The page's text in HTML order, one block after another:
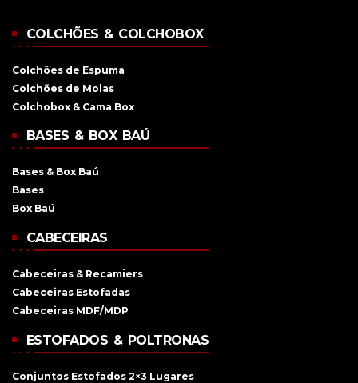
COLCHÕES & COLCHOBOX
Colchões de Espuma
Colchões de Molas
Colchobox & Cama Box
BASES & BOX BAÚ
Bases & Box Baú
Bases
Box Baú
CABECEIRAS
Cabeceiras & Recamiers
Cabeceiras Estofadas
Cabeceiras MDF/MDP
ESTOFADOS & POLTRONAS
Conjuntos Estofados 2×3 Lugares